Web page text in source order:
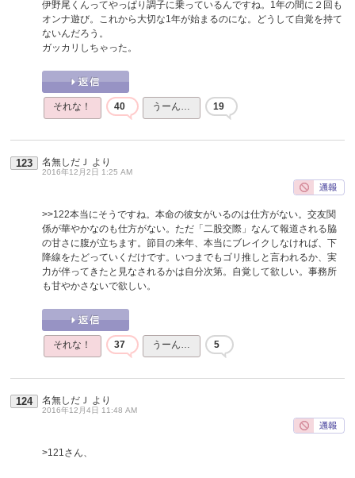
伊野尾くんってやっぱり調子に乗っているんですね。1年の間に２回も
オンナ遊び。これから大切な1年が始まるのにな。どうして自覚を持て
ないんだろう。
ガッカリしちゃった。
それな！ 40 うーん… 19
123 名無しだＪ より
2016年12月2日 1:25 AM
>>122本当にそうですね。本命の彼女がいるのは仕方がない。交友関
係が華やかなのも仕方がない。ただ「二股交際」なんて報道される脇
の甘さに腹が立ちます。節目の来年、本当にブレイクしなければ、下
降線をたどっていくだけです。いつまでもゴリ推しと言われるか、実
力が伴ってきたと見なされるかは自分次第。自覚して欲しい。事務所
も甘やかさないで欲しい。
それな！ 37 うーん… 5
124 名無しだＪ より
2016年12月4日 11:48 AM
>121さん、